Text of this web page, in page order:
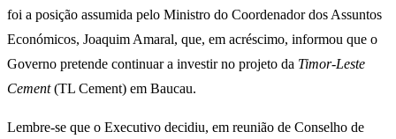
foi a posição assumida pelo Ministro do Coordenador dos Assuntos
Económicos, Joaquim Amaral, que, em acréscimo, informou que o
Governo pretende continuar a investir no projeto da Timor-Leste
Cement(TL Cement) em Baucau.
Lembre-se que o Executivo decidiu, em reunião de Conselho de